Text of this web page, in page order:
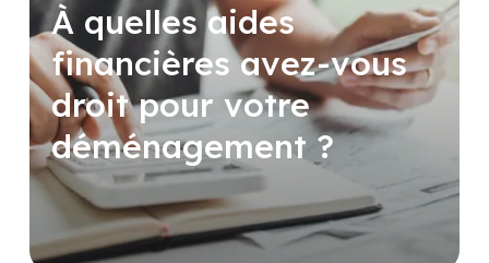
À quelles aides
financières avez-vous
droit pour votre
déménagement ?